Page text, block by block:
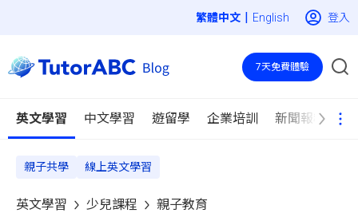
| English 登入
英文學習 中文學習 遊留學 企業培訓 新聞報導
7天免費體驗
親子共學 線上英文學習
英文學習 少兒課程 親子教育